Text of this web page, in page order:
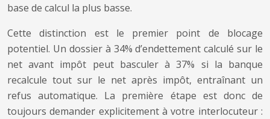
base de calcul la plus basse.
Cette distinction est le premier point de blocage
potentiel. Un dossier à 34% d’endettement calculé sur le
net avant impôt peut basculer à 37% si la banque
recalcule tout sur le net après impôt, entraînant un
refus automatique. La première étape est donc de
toujours demander explicitement à votre interlocuteur :